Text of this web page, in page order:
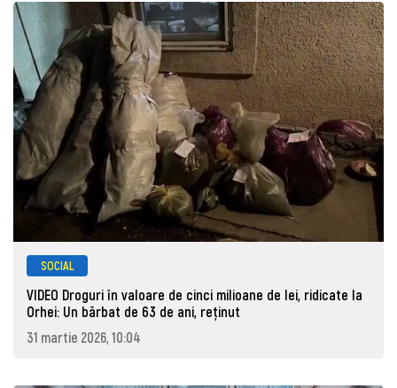
SOCIAL
VIDEO Droguri în valoare de cinci milioane de lei, ridicate la
Orhei: Un bărbat de 63 de ani, reţinut
31 martie 2026, 10:04